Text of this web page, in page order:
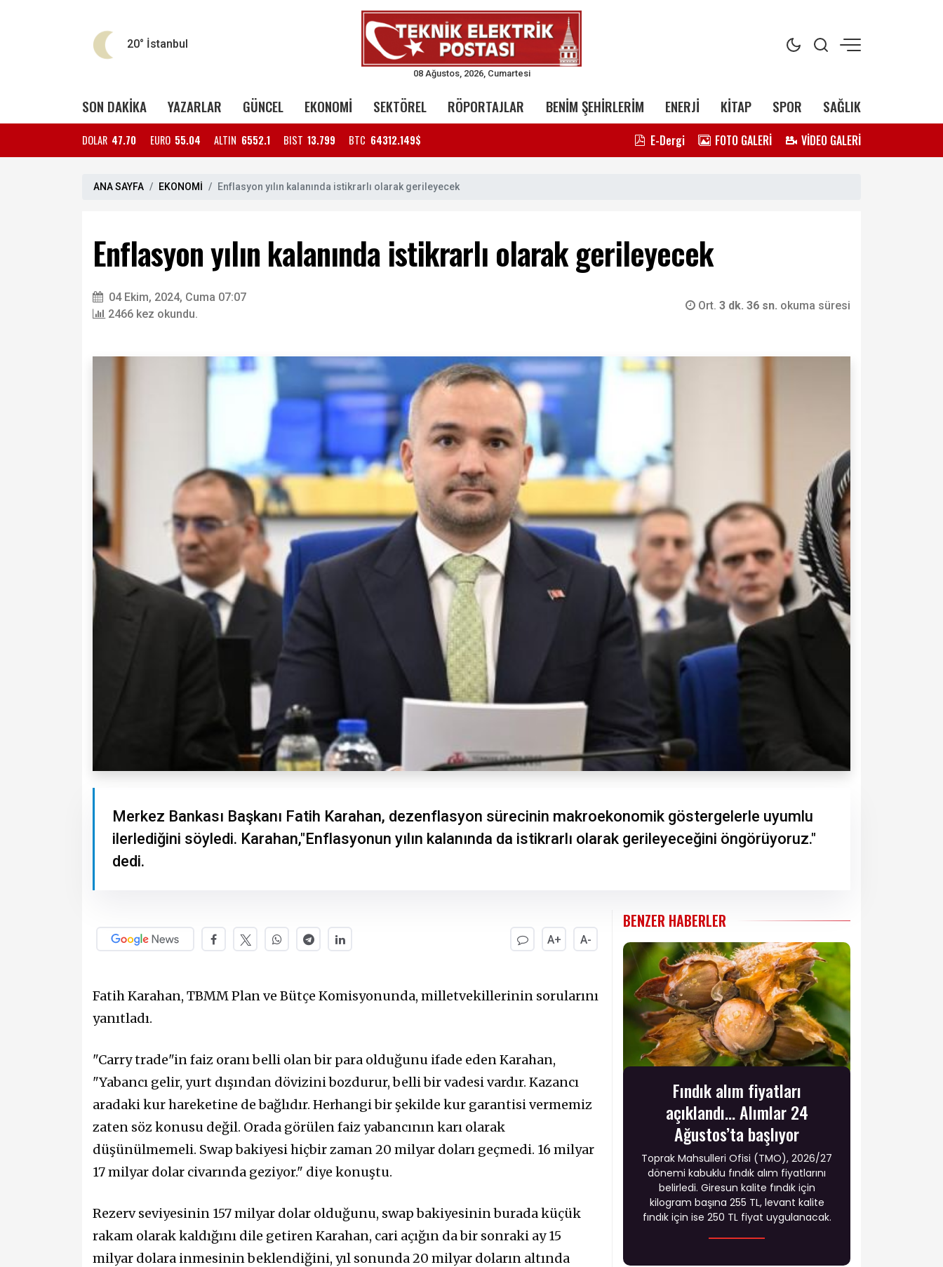
20° İstanbul
08 Ağustos, 2026, Cumartesi
SON DAKİKA YAZARLAR GÜNCEL EKONOMİ SEKTÖREL RÖPORTAJLAR BENİM ŞEHİRLERİM ENERJİ KİTAP SPOR SAĞLIK
DOLAR 47.70 EURO 55.04 ALTIN 6552.1 BIST 13.799 BTC 64312.149$ E-Dergi FOTO GALERİ VİDEO GALERİ
ANA SAYFA EKONOMİ Enflasyon yılın kalanında istikrarlı olarak gerileyecek
Enflasyon yılın kalanında istikrarlı olarak gerileyecek
04 Ekim, 2024, Cuma 07:07
2466 kez okundu.
Ort. 3 dk. 36 sn. okuma süresi
Merkez Bankası Başkanı Fatih Karahan, dezenflasyon sürecinin makroekonomik göstergelerle uyumlu
ilerlediğini söyledi. Karahan,"Enflasyonun yılın kalanında da istikrarlı olarak gerileyeceğini öngörüyoruz."
dedi.
A+ A-
Fatih Karahan, TBMM Plan ve Bütçe Komisyonunda, milletvekillerinin sorularını
yanıtladı.
"Carry trade"in faiz oranı belli olan bir para olduğunu ifade eden Karahan,
"Yabancı gelir, yurt dışından dövizini bozdurur, belli bir vadesi vardır. Kazancı
aradaki kur hareketine de bağlıdır. Herhangi bir şekilde kur garantisi vermemiz
zaten söz konusu değil. Orada görülen faiz yabancının karı olarak
düşünülmemeli. Swap bakiyesi hiçbir zaman 20 milyar doları geçmedi. 16 milyar
17 milyar dolar civarında geziyor." diye konuştu.
Rezerv seviyesinin 157 milyar dolar olduğunu, swap bakiyesinin burada küçük
rakam olarak kaldığını dile getiren Karahan, cari açığın da bir sonraki ay 15
milyar dolara inmesinin beklendiğini, yıl sonunda 20 milyar doların altında
BENZER HABERLER
Fındık alım fiyatları
açıklandı... Alımlar 24
Ağustos’ta başlıyor
Toprak Mahsulleri Ofisi (TMO), 2026/27
dönemi kabuklu fındık alım fiyatlarını
belirledi. Giresun kalite fındık için
kilogram başına 255 TL, levant kalite
fındık için ise 250 TL fiyat uygulanacak.